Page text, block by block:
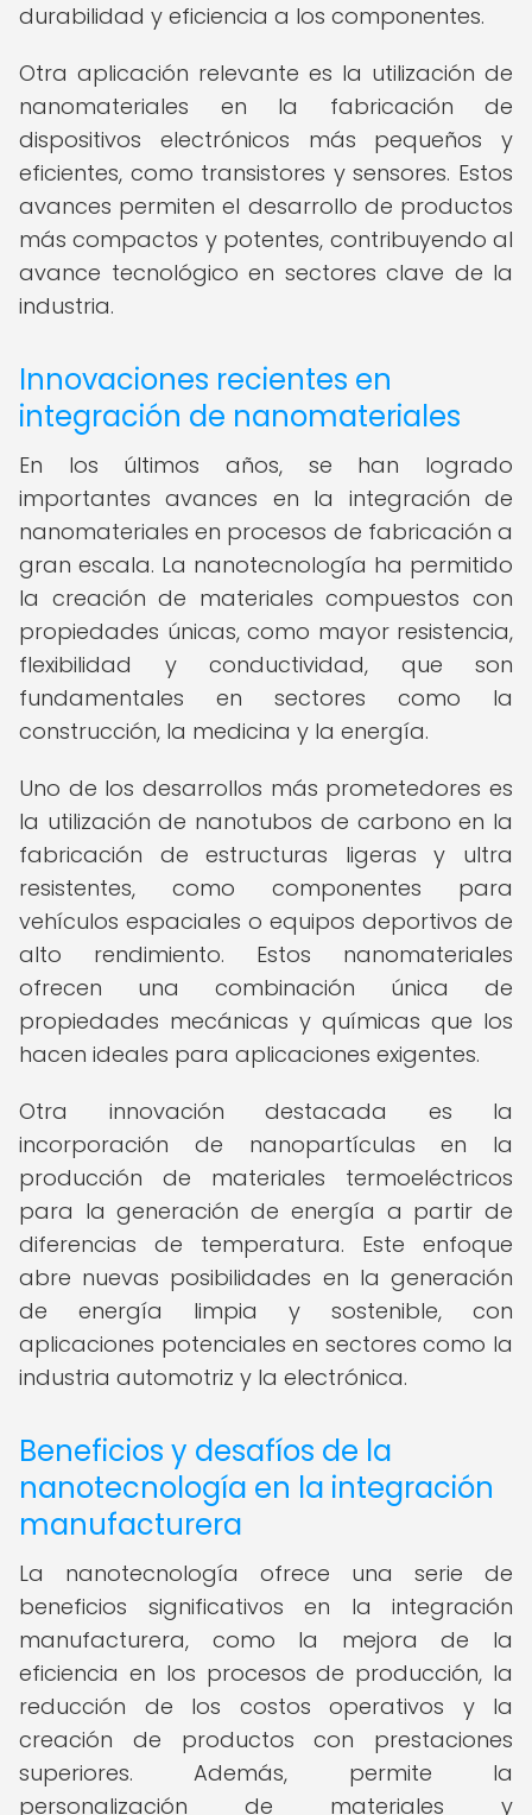
durabilidad y eficiencia a los componentes.
Otra aplicación relevante es la utilización de
nanomateriales en la fabricación de
dispositivos electrónicos más pequeños y
eficientes, como transistores y sensores. Estos
avances permiten el desarrollo de productos
más compactos y potentes, contribuyendo al
avance tecnológico en sectores clave de la
industria.
Innovaciones recientes en
integración de nanomateriales
En los últimos años, se han logrado
importantes avances en la integración de
nanomateriales en procesos de fabricación a
gran escala. La nanotecnología ha permitido
la creación de materiales compuestos con
propiedades únicas, como mayor resistencia,
flexibilidad y conductividad, que son
fundamentales en sectores como la
construcción, la medicina y la energía.
Uno de los desarrollos más prometedores es
la utilización de nanotubos de carbono en la
fabricación de estructuras ligeras y ultra
resistentes, como componentes para
vehículos espaciales o equipos deportivos de
alto rendimiento. Estos nanomateriales
ofrecen una combinación única de
propiedades mecánicas y químicas que los
hacen ideales para aplicaciones exigentes.
Otra innovación destacada es la
incorporación de nanopartículas en la
producción de materiales termoeléctricos
para la generación de energía a partir de
diferencias de temperatura. Este enfoque
abre nuevas posibilidades en la generación
de energía limpia y sostenible, con
aplicaciones potenciales en sectores como la
industria automotriz y la electrónica.
Beneficios y desafíos de la
nanotecnología en la integración
manufacturera
La nanotecnología ofrece una serie de
beneficios significativos en la integración
manufacturera, como la mejora de la
eficiencia en los procesos de producción, la
reducción de los costos operativos y la
creación de productos con prestaciones
superiores. Además, permite la
personalización de materiales y